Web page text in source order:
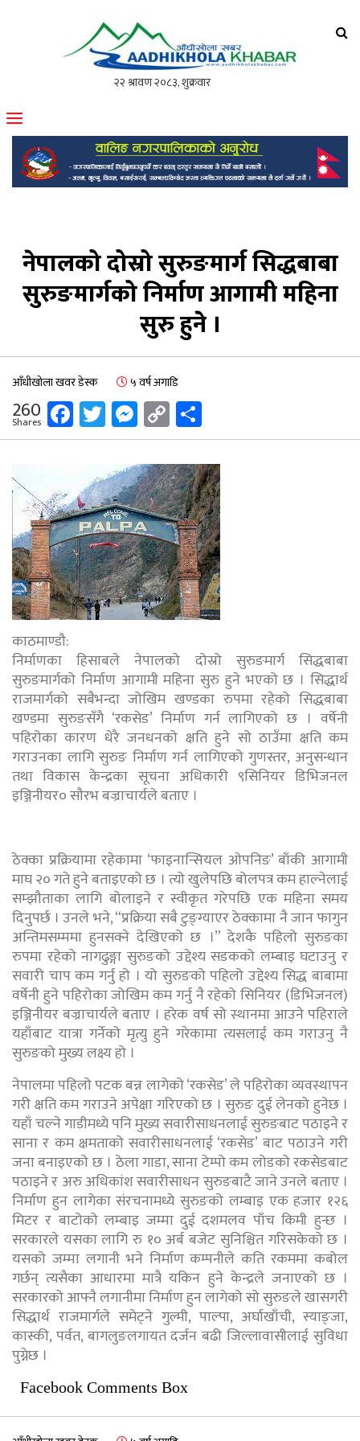
मोफसलकै लोकप्रिय अनलाइन पत्रिका
नेपालको दोस्रो सुरुङमार्ग सिद्धबाबा
सुरुङमार्गको निर्माण आगामी महिना
सुरु हुने ।
आँधीखोला खवर डेस्क ५ वर्ष अगाडि
260
Shares Facebook
Twitter
Messenger
Copy
Link
काठमाण्डौ:
निर्माणका हिसाबले नेपालको दोस्रो सुरुङमार्ग सिद्धबाबा
सुरुङमार्गको निर्माण आगामी महिना सुरु हुने भएको छ । सिद्धार्थ
राजमार्गको सबैभन्दा जोखिम खण्डका रुपमा रहेको सिद्धबाबा
खण्डमा सुरुङसँगै ‘रकसेड’ निर्माण गर्न लागिएको छ । वर्षेनी
पहिरोका कारण धेरै जनधनको क्षति हुने सो ठाउँमा क्षति कम
गराउनका लागि सुरुङ निर्माण गर्न लागिएको गुणस्तर, अनुसन्धान
तथा विकास केन्द्रका सूचना अधिकारी ९सिनियर डिभिजनल
इञ्जिनीयर० सौरभ बज्राचार्यले बताए ।
ठेक्का प्रक्रियामा रहेकामा ‘फाइनान्सियल ओपनिङ’ बाँकी आगामी
माघ २० गते हुने बताइएको छ । त्यो खुलेपछि बोलपत्र कम हाल्नेलाई
सम्झौताका लागि बोलाइने र स्वीकृत गरेपछि एक महिना समय
दिनुपर्छ । उनले भने, “प्रक्रिया सबै टुङ्ग्याएर ठेक्कामा नै जान फागुन
अन्तिमसम्ममा हुनसक्ने देखिएको छ ।” देशकै पहिलो सुरुङका
रुपमा रहेको नागढुङ्गा सुरुङको उद्देश्य सडकको लम्बाइ घटाउनु र
सवारी चाप कम गर्नु हो । यो सुरुङको पहिलो उद्देश्य सिद्ध बाबामा
वर्षेनी हुने पहिरोका जोखिम कम गर्नु नै रहेको सिनियर (डिभिजनल)
इञ्जिनीयर बज्राचार्यले बताए । हरेक वर्ष सो स्थानमा आउने पहिराले
यहाँबाट यात्रा गर्नेको मृत्यु हुने गरेकामा त्यसलाई कम गराउनु नै
सुरुङको मुख्य लक्ष्य हो ।
नेपालमा पहिलो पटक बन्न लागेको ‘रकसेड’ ले पहिरोका व्यवस्थापन
गरी क्षति कम गराउने अपेक्षा गरिएको छ । सुरुङ दुई लेनको हुनेछ ।
यहाँ चल्ने गाडीमध्ये पनि मुख्य सवारीसाधनलाई सुरुङबाट पठाइने र
साना र कम क्षमताको सवारीसाधनलाई ‘रकसेड’ बाट पठाउने गरी
जना बनाइएको छ । ठेला गाडा, साना टेम्पो कम लोडको रकसेडबाट
पठाइने र अरु अधिकांश सवारीसाधन सुरुङबाटै जाने उनले बताए ।
निर्माण हुन लागेका संरचनामध्ये सुरुङको लम्बाइ एक हजार १२६
मिटर र बाटोको लम्बाइ जम्मा दुई दशमलव पाँच किमी हुन्छ ।
सरकारले यसका लागि रु १० अर्ब बजेट सुनिश्चित गरिसकेको छ ।
यसको जम्मा लगानी भने निर्माण कम्पनीले कति रकममा कबोल
गर्छन् त्यसैका आधारमा मात्रै यकिन हुने केन्द्रले जनाएको छ ।
सरकारको आफ्नै लगानीमा निर्माण हुन लागेको सो सुरुङले खासगरी
सिद्धार्थ राजमार्गले समेट्ने गुल्मी, पाल्पा, अर्घाखाँची, स्याङ्जा,
कास्की, पर्वत, बागलुङलगायत दर्जन बढी जिल्लावासीलाई सुविधा
पुग्नेछ ।
Facebook Comments Box